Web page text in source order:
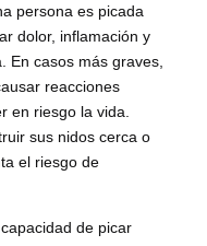
persona es picada
dolor, inflamación y
En casos más graves,
reacciones
en riesgo la vida.
sus nidos cerca o
el riesgo de
de picar